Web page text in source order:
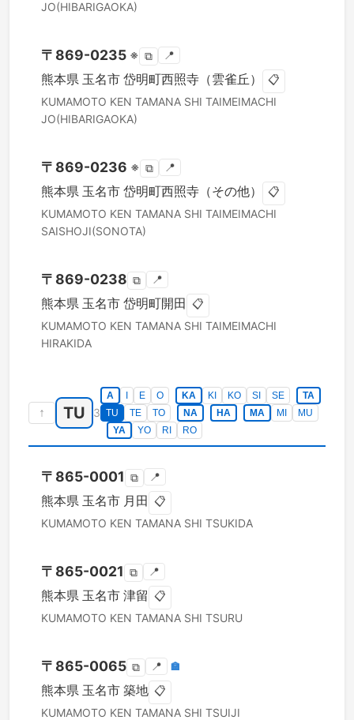
JO(HIBARIGAOKA)
〒 869-0235 ※ ⧉ 📍
熊本県 玉名市 岱明町西照寺（雲雀丘） 📋
KUMAMOTO KEN TAMANA SHI TAIMEIMACHI
JO(HIBARIGAOKA)
〒 869-0236 ※ ⧉ 📍
熊本県 玉名市 岱明町西照寺（その他） 📋
KUMAMOTO KEN TAMANA SHI TAIMEIMACHI
SAISHOJI(SONOTA)
〒 869-0238 ⧉ 📍
熊本県 玉名市 岱明町開田 📋
KUMAMOTO KEN TAMANA SHI TAIMEIMACHI
HIRAKIDA
↑ TU 3
A E O KA KI KO SI SE
TA
TU
TE TO NA HA MA MI
MU
YA
YO RI RO
〒 865-0001 ⧉ 📍
熊本県 玉名市 月田 📋
KUMAMOTO KEN TAMANA SHI TSUKIDA
〒 865-0021 ⧉ 📍
熊本県 玉名市 津留 📋
KUMAMOTO KEN TAMANA SHI TSURU
〒 865-0065 ⧉ 📍 🏣
熊本県 玉名市 築地 📋
KUMAMOTO KEN TAMANA SHI TSUIJI